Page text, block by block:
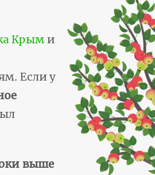
Крыми
Если у
выше